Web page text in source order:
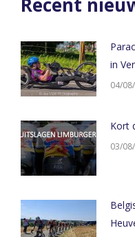
in
04/
Kort
03/